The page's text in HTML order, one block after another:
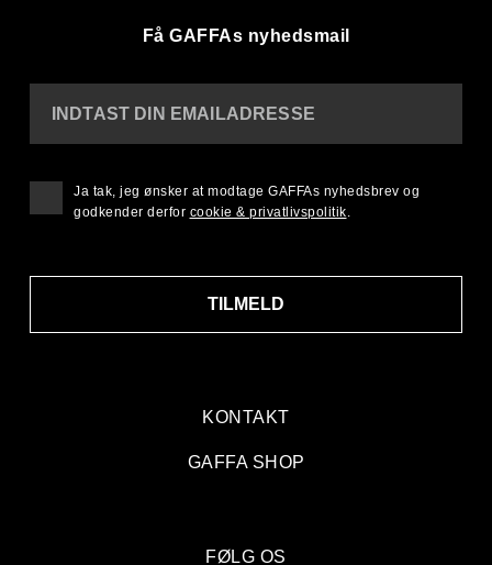
Få GAFFAs nyhedsmail
KONTAKT
GAFFA SHOP
INDTAST DIN EMAILADRESSE
TILMELD
Ja tak, jeg ønsker at modtage GAFFAs nyhedsbrev og
godkender derfor cookie & privatlivspolitik.
FØLG OS